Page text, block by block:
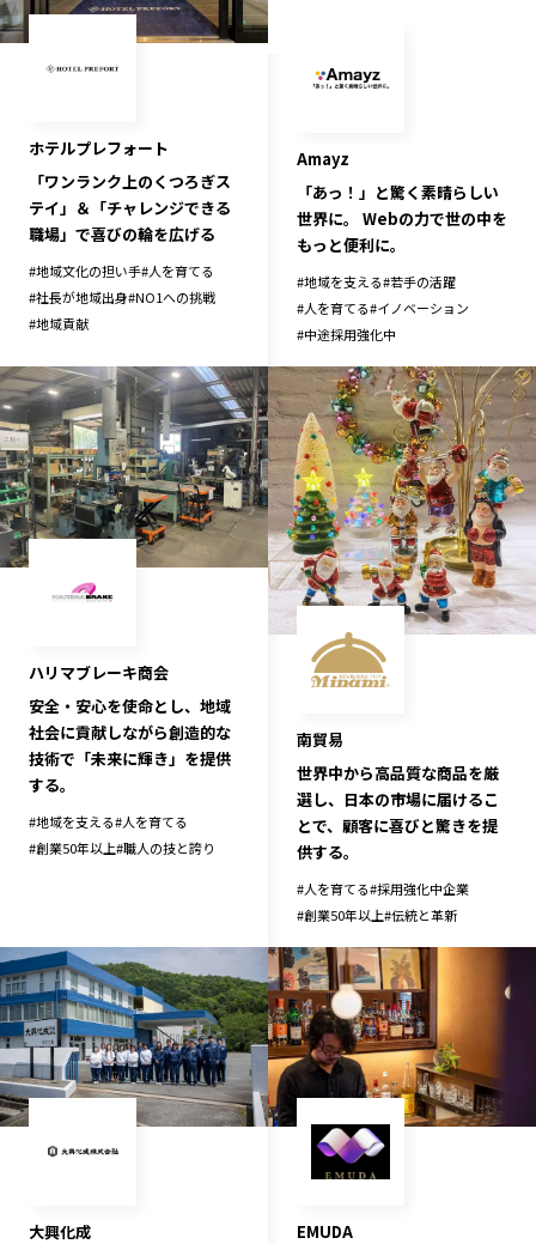
ホテルプレフォート
「ワンランク上のくつろぎス
テイ」＆「チャレンジできる
職場」で喜びの輪を広げる
#地域文化の担い手#人を育てる
#社長が地域出身#NO1への挑戦
#地域貢献
Amayz
「あっ！」と驚く素晴らしい
世界に。 Webの力で世の中を
もっと便利に。
#地域を支える#若手の活躍
#人を育てる#イノベーション
#中途採用強化中
ハリマブレーキ商会
安全・安心を使命とし、地域
社会に貢献しながら創造的な
技術で「未来に輝き」を提供
する。
#地域を支える#人を育てる
#創業50年以上#職人の技と誇り
南貿易
世界中から高品質な商品を厳
選し、日本の市場に届けるこ
とで、顧客に喜びと驚きを提
供する。
#人を育てる#採用強化中企業
#創業50年以上#伝統と革新
大興化成
EMUDA